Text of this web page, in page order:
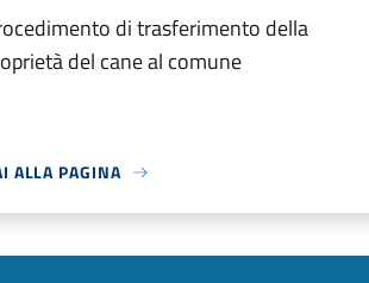
di trasferimento della
del cane al comune
ALLA PAGINA